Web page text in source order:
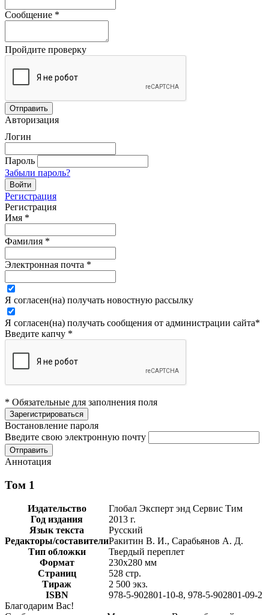
Сообщение *
Пройдите проверку
Авторизация
Логин
Пароль
Забыли пароль?
Регистрация
Регистрация
Имя *
Фамилия *
Электронная почта *
Я согласен(на) получать новостную рассылку
Я согласен(на) получать сообщения от администрации сайта*
Введите капчу *
* Обязательные для заполнения поля
Востановление пароля
Введите свою электронную почту
Аннотация
Том 1
Издательство
Глобал Эксперт энд Сервис Тим
Год издания
2013 г.
Язык текста
Русский
Редакторы/составителиРакитин В. И., Сарабьянов А. Д.
Тип обложки
Твердый переплет
Формат
230х280 мм
Страниц
528 стр.
Тираж
2 500 экз.
ISBN
978-5-902801-10-8, 978-5-902801-09-2
Благодарим Вас!